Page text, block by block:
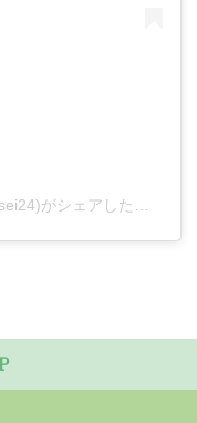
Banzoku@鷺師なwebライター(@sekisei24)がシェアした投稿